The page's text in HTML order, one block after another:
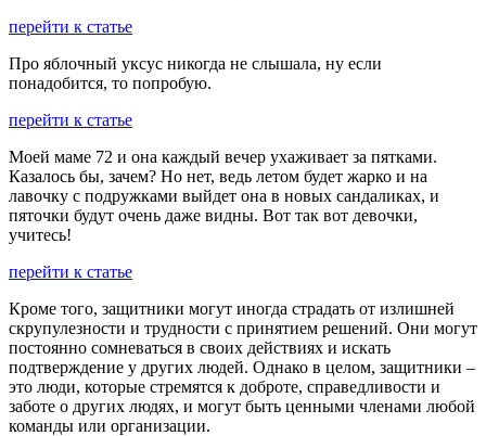
перейти к статье
Про яблочный уксус никогда не слышала, ну если
понадобится, то попробую.
перейти к статье
Моей маме 72 и она каждый вечер ухаживает за пятками.
Казалось бы, зачем? Но нет, ведь летом будет жарко и на
лавочку с подружками выйдет она в новых сандаликах, и
пяточки будут очень даже видны. Вот так вот девочки,
учитесь!
перейти к статье
Кроме того, защитники могут иногда страдать от излишней
скрупулезности и трудности с принятием решений. Они могут
постоянно сомневаться в своих действиях и искать
подтверждение у других людей. Однако в целом, защитники –
это люди, которые стремятся к доброте, справедливости и
заботе о других людях, и могут быть ценными членами любой
команды или организации.